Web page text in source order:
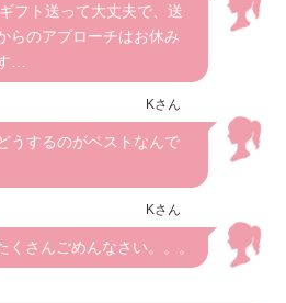
フト送って大丈夫で、送
らのアプローチはお休み
…
Kさん
うするのがベストなんで
Kさん
くさんごめんなさい。。。